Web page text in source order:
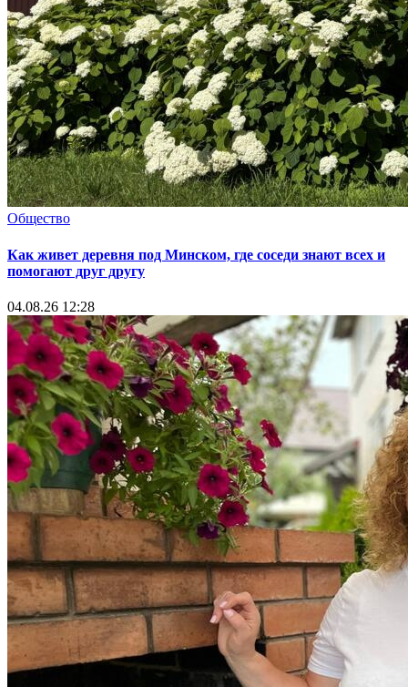
Общество
Как живет деревня под Минском, где соседи знают всех и
помогают друг другу
04.08.26 12:28